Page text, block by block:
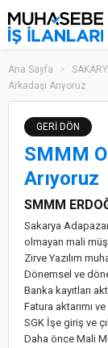
Ana Sayfa >
Arkadaşı Arıyoruz
GERİ DÖN
SMMM
Arıyoruz
SMMM
Sakarya
olmayan mali
Zirve Yazılım
Dönemsel ve
Banka kayıtları
Fatura aktarımı
SGK İşe giriş ve
Daha önce Mali